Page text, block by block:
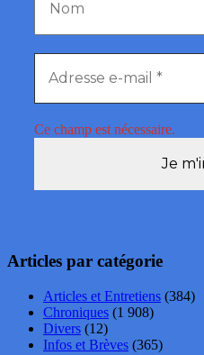
Ce champ est nécessaire.
Articles par catégorie
Articles et Entretiens (384)
Chroniques (1 908)
Divers (12)
Infos et Brèves (365)